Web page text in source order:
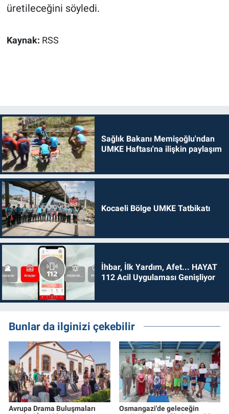
üretileceğini söyledi.
Kaynak: RSS
Sağlık Bakanı Memişoğlu'ndan
UMKE Haftası'na ilişkin paylaşım
Kocaeli Bölge UMKE Tatbikatı
İhbar, İlk Yardım, Afet... HAYAT
112 Acil Uygulaması Genişliyor
Bunlar da ilginizi çekebilir
Avrupa Drama Buluşmaları
Osmangazi'de geleceğin